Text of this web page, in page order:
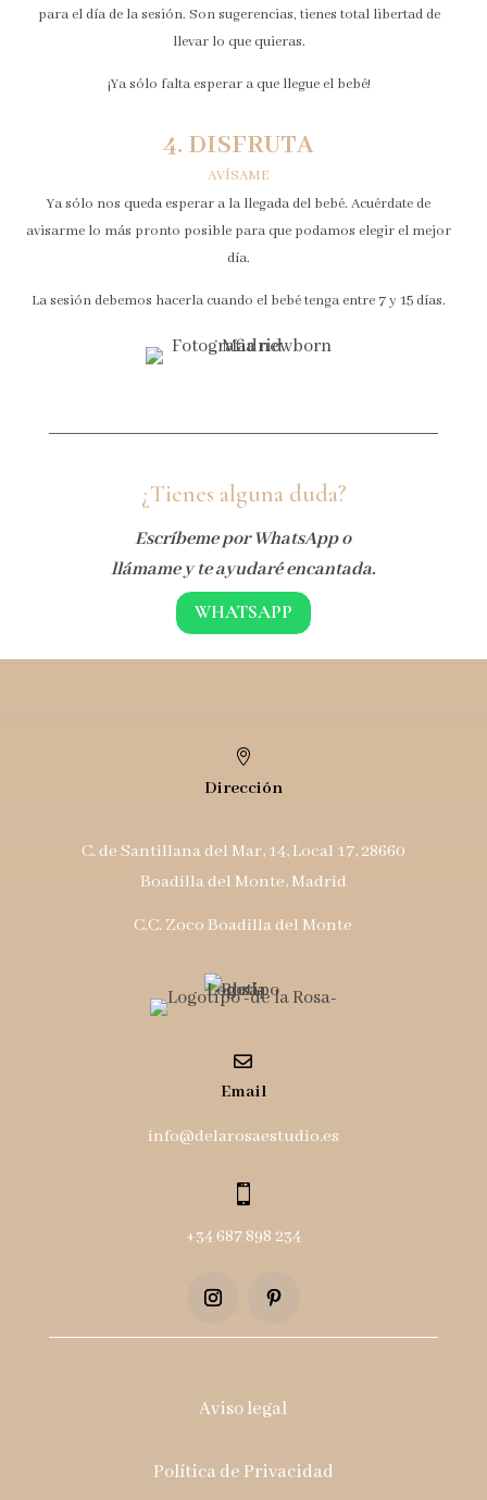
para el día de la sesión. Son sugerencias, tienes total libertad de
llevar lo que quieras.
¡Ya sólo falta esperar a que llegue el bebé!
4. DISFRUTA
AVÍSAME
Ya sólo nos queda esperar a la llegada del bebé. Acuérdate de
avisarme lo más pronto posible para que podamos elegir el mejor
día.
La sesión debemos hacerla cuando el bebé tenga entre 7 y 15 días.
¿Tienes alguna duda?
Escríbeme por WhatsApp o
llámame y te ayudaré encantada.
WHATSAPP

Dirección
C. de Santillana del Mar, 14, Local 17, 28660
Boadilla del Monte, Madrid
C.C. Zoco Boadilla del Monte

Email
info@delarosaestudio.es

+34 687 898 234
Aviso legal
Política de Privacidad